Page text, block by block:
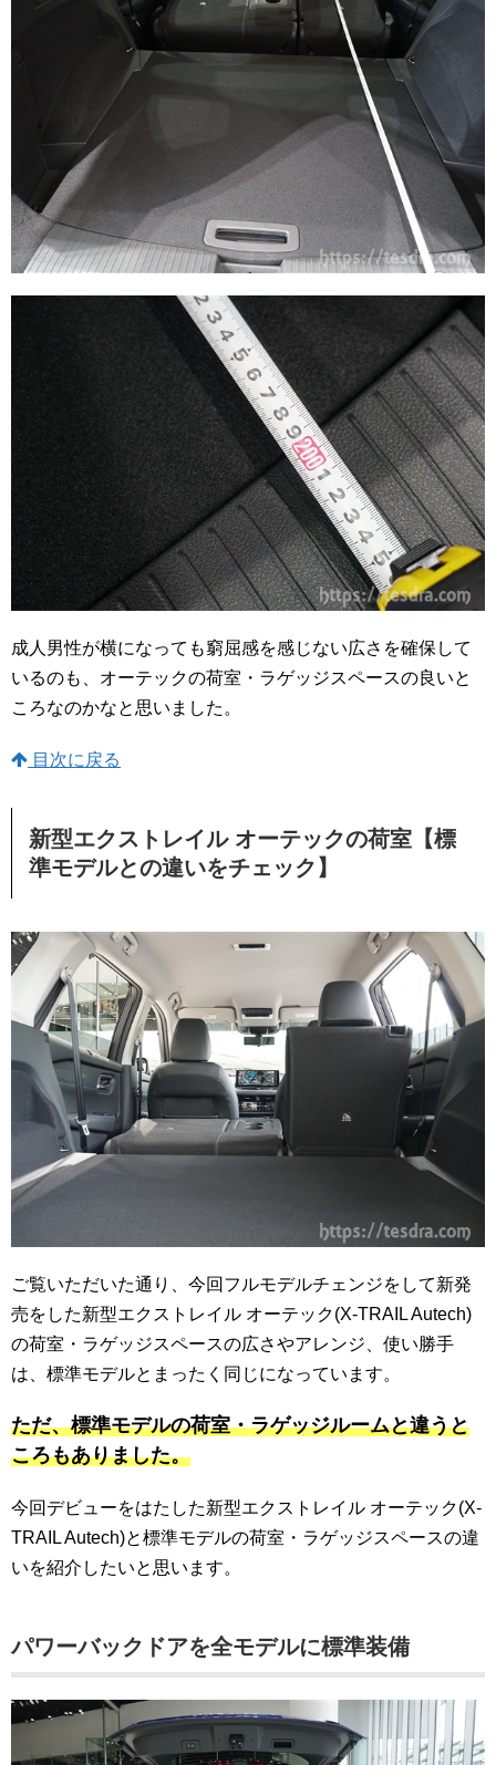
成人男性が横になっても窮屈感を感じない広さを確保して
いるのも、オーテックの荷室・ラゲッジスペースの良いと
ころなのかなと思いました。
目次に戻る
新型エクストレイル オーテックの荷室【標
準モデルとの違いをチェック】
ご覧いただいた通り、今回フルモデルチェンジをして新発
売をした新型エクストレイル オーテック(X-TRAIL Autech)
の荷室・ラゲッジスペースの広さやアレンジ、使い勝手
は、標準モデルとまったく同じになっています。
ただ、標準モデルの荷室・ラゲッジルームと違うと
ころもありました。
今回デビューをはたした新型エクストレイル オーテック(X-
TRAIL Autech)と標準モデルの荷室・ラゲッジスペースの違
いを紹介したいと思います。
パワーバックドアを全モデルに標準装備